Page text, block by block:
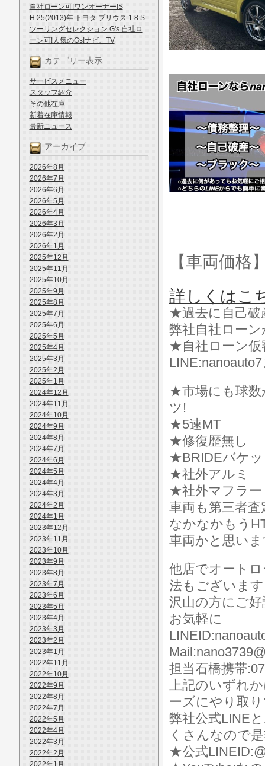
自社ローン可!ワンオーナー!S
H.25(2013)年 トヨタ プリウス 1.8 S
ツーリングセレクション G's 自社ロ
ーン可!人気のGs!ナビ、TV
カテゴリー表示
サービスメニュー
スタッフ紹介
その他在庫
新着在庫情報
最新ニュース
アーカイブ
2026年8月
2026年7月
2026年6月
2026年5月
2026年4月
2026年3月
2026年2月
2026年1月
2025年12月
2025年11月
2025年10月
2025年9月
2025年8月
2025年7月
2025年6月
2025年5月
2025年4月
2025年3月
2025年2月
2025年1月
2024年12月
2024年11月
2024年10月
2024年9月
2024年8月
2024年7月
2024年6月
2024年5月
2024年4月
2024年3月
2024年2月
2024年1月
2023年12月
2023年11月
2023年10月
2023年9月
2023年8月
2023年7月
2023年6月
2023年5月
2023年4月
2023年3月
2023年2月
2023年1月
2022年11月
2022年10月
2022年9月
2022年8月
2022年7月
2022年5月
2022年4月
2022年3月
2022年2月
2022年1月
【車両価格
詳しくはこ
★過去に自己破
弊社自社ロー
★自社ローン仮
★市場にも球数
ツ!
★5速MT
★修復歴無し
★BRIDEバケッ
★社外アルミ
★社外マフラー
車両も第三者
なかなかもう
車両かと思い
他店でオート
法もございま
沢山の方にご
お気軽に
担当石橋携帯
上記のいずれ
ーズにやり取
弊社公式LINE
くさんなので
★公式